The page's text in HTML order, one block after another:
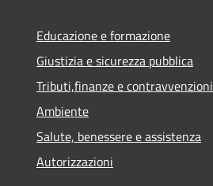
Educazione e formazione
Giustizia e sicurezza pubblica
Tributi,finanze e contravvenzioni
Ambiente
Salute, benessere e assistenza
Autorizzazioni